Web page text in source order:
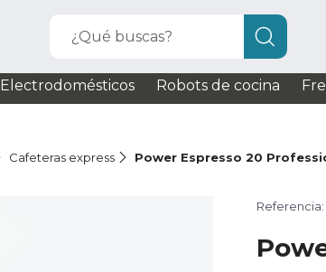
¿Qué buscas?
Electrodomésticos Robots de cocina
Cafeteras express Power Espresso 20
Referencia: